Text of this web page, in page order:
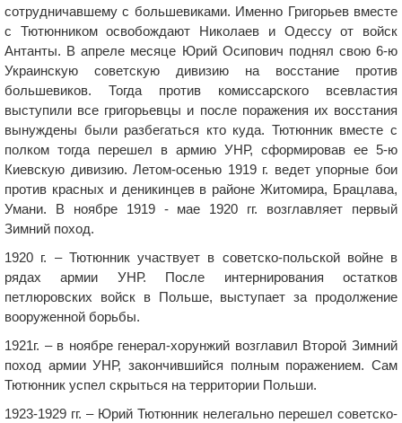
сотрудничавшему с большевиками. Именно Григорьев вместе
с Тютюнником освобождают Николаев и Одессу от войск
Антанты. В апреле месяце Юрий Осипович поднял свою 6-ю
Украинскую советскую дивизию на восстание против
большевиков. Тогда против комиссарского всевластия
выступили все григорьевцы и после поражения их восстания
вынуждены были разбегаться кто куда. Тютюнник вместе с
полком тогда перешел в армию УНР, сформировав ее 5-ю
Киевскую дивизию. Летом-осенью 1919 г. ведет упорные бои
против красных и деникинцев в районе Житомира, Брацлава,
Умани. В ноябре 1919 - мае 1920 гг. возглавляет первый
Зимний поход.
1920 г. – Тютюнник участвует в советско-польской войне в
рядах армии УНР. После интернирования остатков
петлюровских войск в Польше, выступает за продолжение
вооруженной борьбы.
1921г. – в ноябре генерал-хорунжий возглавил Второй Зимний
поход армии УНР, закончившийся полным поражением. Сам
Тютюнник успел скрыться на территории Польши.
1923-1929 гг. – Юрий Тютюнник нелегально перешел советско-